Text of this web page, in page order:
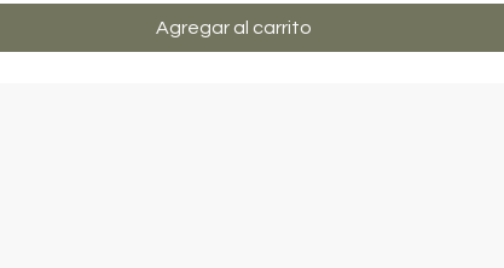
Agregar al carrito